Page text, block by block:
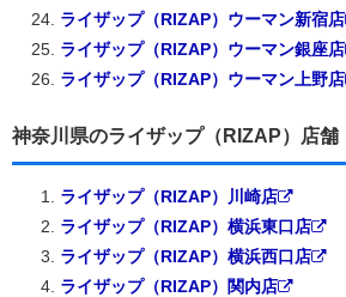
ライザップ（RIZAP）ウーマン新宿店
ライザップ（RIZAP）ウーマン銀座店
ライザップ（RIZAP）ウーマン上野店
神奈川県のライザップ（RIZAP）店舗
ライザップ（RIZAP）川崎店
ライザップ（RIZAP）横浜東口店
ライザップ（RIZAP）横浜西口店
ライザップ（RIZAP）関内店